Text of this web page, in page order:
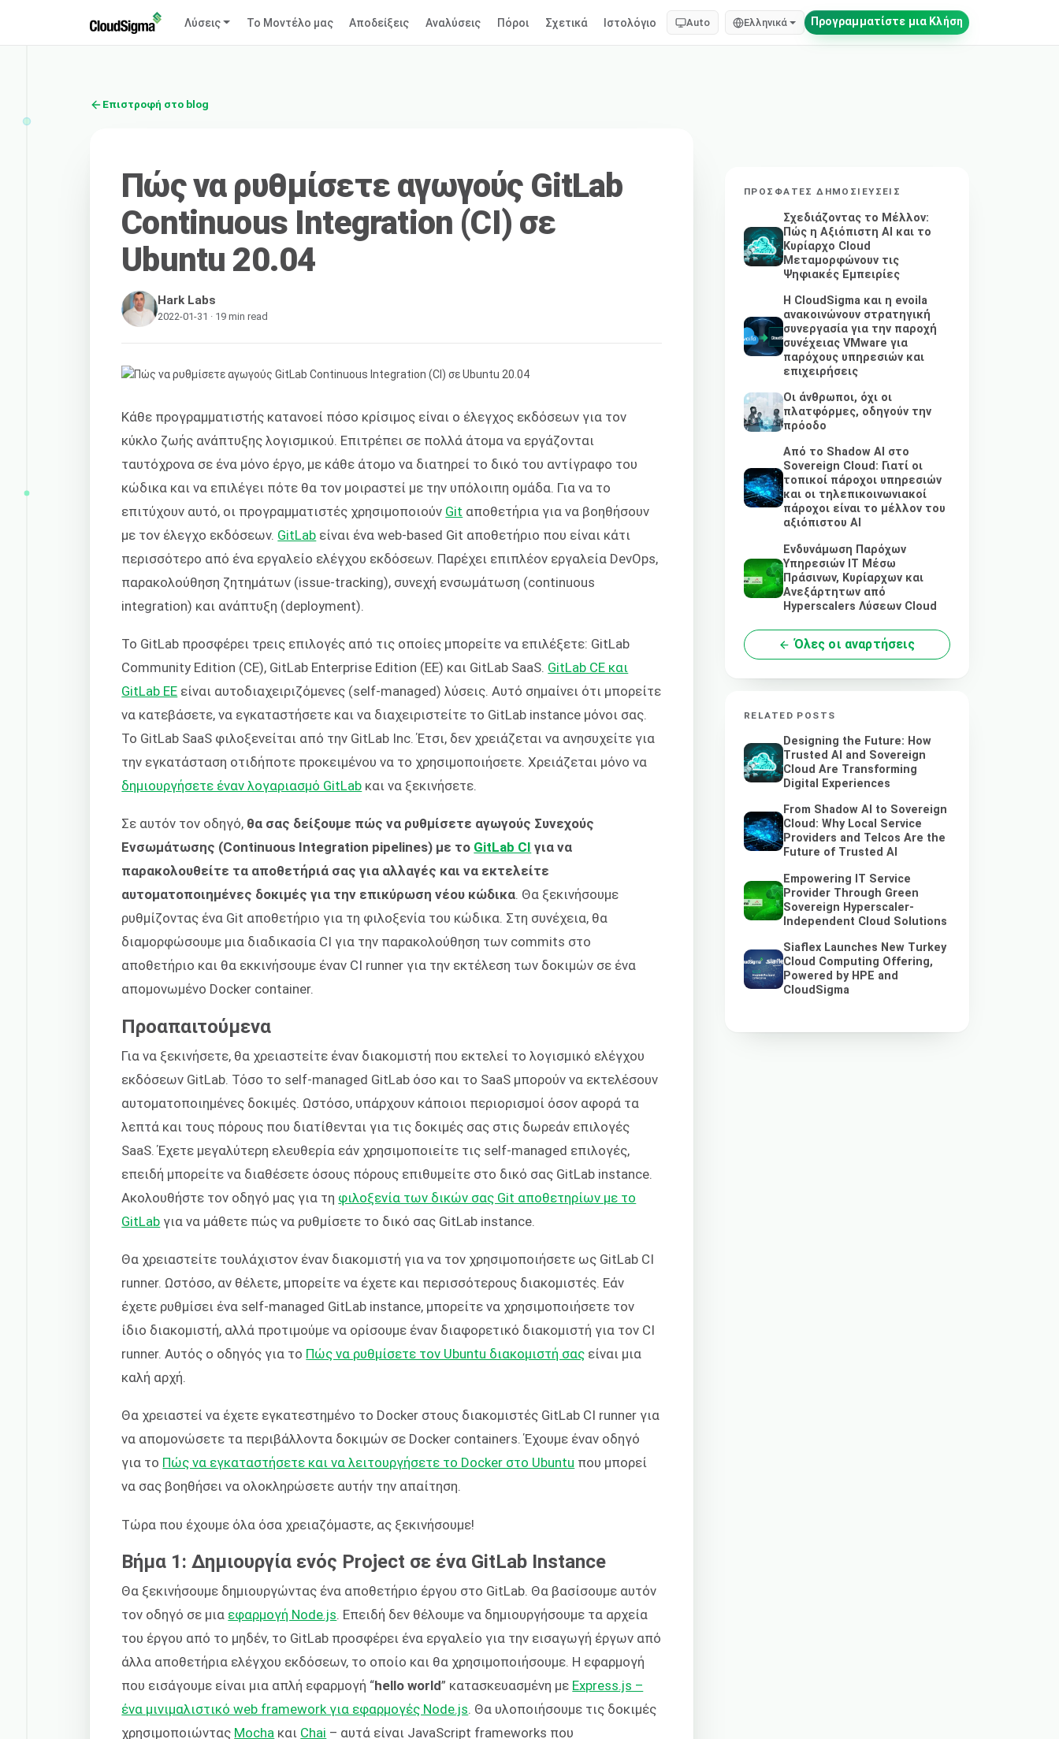
Λύσεις Το Μοντέλο μας Αποδείξεις Αναλύσεις Πόροι Σχετικά Ιστολόγιο Auto Ελληνικά Προγραμματίστε μια Κλήση
Επιστροφή στο blog
Πώς να ρυθμίσετε αγωγούς GitLab
Continuous Integration (CI) σε
Ubuntu 20.04
Hark Labs
2022-01-31 · 19 min read
Κάθε προγραμματιστής κατανοεί πόσο κρίσιμος είναι ο έλεγχος εκδόσεων για τον
κύκλο ζωής ανάπτυξης λογισμικού. Επιτρέπει σε πολλά άτομα να εργάζονται
ταυτόχρονα σε ένα μόνο έργο, με κάθε άτομο να διατηρεί το δικό του αντίγραφο του
κώδικα και να επιλέγει πότε θα τον μοιραστεί με την υπόλοιπη ομάδα. Για να το
επιτύχουν αυτό, οι προγραμματιστές χρησιμοποιούν Git αποθετήρια για να βοηθήσουν
με τον έλεγχο εκδόσεων. GitLab είναι ένα web-based Git αποθετήριο που είναι κάτι
περισσότερο από ένα εργαλείο ελέγχου εκδόσεων. Παρέχει επιπλέον εργαλεία DevOps,
παρακολούθηση ζητημάτων (issue-tracking), συνεχή ενσωμάτωση (continuous
integration) και ανάπτυξη (deployment).
Το GitLab προσφέρει τρεις επιλογές από τις οποίες μπορείτε να επιλέξετε: GitLab
Community Edition (CE), GitLab Enterprise Edition (EE) και GitLab SaaS. GitLab CE και
GitLab EE είναι αυτοδιαχειριζόμενες (self-managed) λύσεις. Αυτό σημαίνει ότι μπορείτε
να κατεβάσετε, να εγκαταστήσετε και να διαχειριστείτε το GitLab instance μόνοι σας.
Το GitLab SaaS φιλοξενείται από την GitLab Inc. Έτσι, δεν χρειάζεται να ανησυχείτε για
την εγκατάσταση οτιδήποτε προκειμένου να το χρησιμοποιήσετε. Χρειάζεται μόνο να
δημιουργήσετε έναν λογαριασμό GitLab και να ξεκινήσετε.
Σε αυτόν τον οδηγό, θα σας δείξουμε πώς να ρυθμίσετε αγωγούς Συνεχούς
Ενσωμάτωσης (Continuous Integration pipelines) με το GitLab CI για να
παρακολουθείτε τα αποθετήριά σας για αλλαγές και να εκτελείτε
αυτοματοποιημένες δοκιμές για την επικύρωση νέου κώδικα. Θα ξεκινήσουμε
ρυθμίζοντας ένα Git αποθετήριο για τη φιλοξενία του κώδικα. Στη συνέχεια, θα
διαμορφώσουμε μια διαδικασία CI για την παρακολούθηση των commits στο
αποθετήριο και θα εκκινήσουμε έναν CI runner για την εκτέλεση των δοκιμών σε ένα
απομονωμένο Docker container.
Προαπαιτούμενα
Για να ξεκινήσετε, θα χρειαστείτε έναν διακομιστή που εκτελεί το λογισμικό ελέγχου
εκδόσεων GitLab. Τόσο το self-managed GitLab όσο και το SaaS μπορούν να εκτελέσουν
αυτοματοποιημένες δοκιμές. Ωστόσο, υπάρχουν κάποιοι περιορισμοί όσον αφορά τα
λεπτά και τους πόρους που διατίθενται για τις δοκιμές σας στις δωρεάν επιλογές
SaaS. Έχετε μεγαλύτερη ελευθερία εάν χρησιμοποιείτε τις self-managed επιλογές,
επειδή μπορείτε να διαθέσετε όσους πόρους επιθυμείτε στο δικό σας GitLab instance.
Ακολουθήστε τον οδηγό μας για τη φιλοξενία των δικών σας Git αποθετηρίων με το
GitLab για να μάθετε πώς να ρυθμίσετε το δικό σας GitLab instance.
Θα χρειαστείτε τουλάχιστον έναν διακομιστή για να τον χρησιμοποιήσετε ως GitLab CI
runner. Ωστόσο, αν θέλετε, μπορείτε να έχετε και περισσότερους διακομιστές. Εάν
έχετε ρυθμίσει ένα self-managed GitLab instance, μπορείτε να χρησιμοποιήσετε τον
ίδιο διακομιστή, αλλά προτιμούμε να ορίσουμε έναν διαφορετικό διακομιστή για τον CI
runner. Αυτός ο οδηγός για το Πώς να ρυθμίσετε τον Ubuntu διακομιστή σας είναι μια
καλή αρχή.
Θα χρειαστεί να έχετε εγκατεστημένο το Docker στους διακομιστές GitLab CI runner για
να απομονώσετε τα περιβάλλοντα δοκιμών σε Docker containers. Έχουμε έναν οδηγό
για το Πώς να εγκαταστήσετε και να λειτουργήσετε το Docker στο Ubuntu που μπορεί
να σας βοηθήσει να ολοκληρώσετε αυτήν την απαίτηση.
Τώρα που έχουμε όλα όσα χρειαζόμαστε, ας ξεκινήσουμε!
Βήμα 1: Δημιουργία ενός Project σε ένα GitLab Instance
Θα ξεκινήσουμε δημιουργώντας ένα αποθετήριο έργου στο GitLab. Θα βασίσουμε αυτόν
τον οδηγό σε μια εφαρμογή Node.js. Επειδή δεν θέλουμε να δημιουργήσουμε τα αρχεία
του έργου από το μηδέν, το GitLab προσφέρει ένα εργαλείο για την εισαγωγή έργων από
άλλα αποθετήρια ελέγχου εκδόσεων, το οποίο και θα χρησιμοποιήσουμε. Η εφαρμογή
που εισάγουμε είναι μια απλή εφαρμογή “hello world” κατασκευασμένη με Express.js –
ένα μινιμαλιστικό web framework για εφαρμογές Node.js. Θα υλοποιήσουμε τις δοκιμές
χρησιμοποιώντας Mocha και Chai – αυτά είναι JavaScript frameworks που
ΠΡΌΣΦΑΤΕΣ ΔΗΜΟΣΙΕΎΣΕΙΣ
Σχεδιάζοντας το Μέλλον:
Πώς η Αξιόπιστη AI και το
Κυρίαρχο Cloud
Μεταμορφώνουν τις
Ψηφιακές Εμπειρίες
Η CloudSigma και η evoila
ανακοινώνουν στρατηγική
συνεργασία για την παροχή
συνέχειας VMware για
παρόχους υπηρεσιών και
επιχειρήσεις
Οι άνθρωποι, όχι οι
πλατφόρμες, οδηγούν την
πρόοδο
Από το Shadow AI στο
Sovereign Cloud: Γιατί οι
τοπικοί πάροχοι υπηρεσιών
και οι τηλεπικοινωνιακοί
πάροχοι είναι το μέλλον του
αξιόπιστου AI
Ενδυνάμωση Παρόχων
Υπηρεσιών IT Μέσω
Πράσινων, Κυρίαρχων και
Ανεξάρτητων από
Hyperscalers Λύσεων Cloud
Όλες οι αναρτήσεις
RELATED POSTS
Designing the Future: How
Trusted AI and Sovereign
Cloud Are Transforming
Digital Experiences
From Shadow AI to Sovereign
Cloud: Why Local Service
Providers and Telcos Are the
Future of Trusted AI
Empowering IT Service
Provider Through Green
Sovereign Hyperscaler-
Independent Cloud Solutions
Siaflex Launches New Turkey
Cloud Computing Offering,
Powered by HPE and
CloudSigma